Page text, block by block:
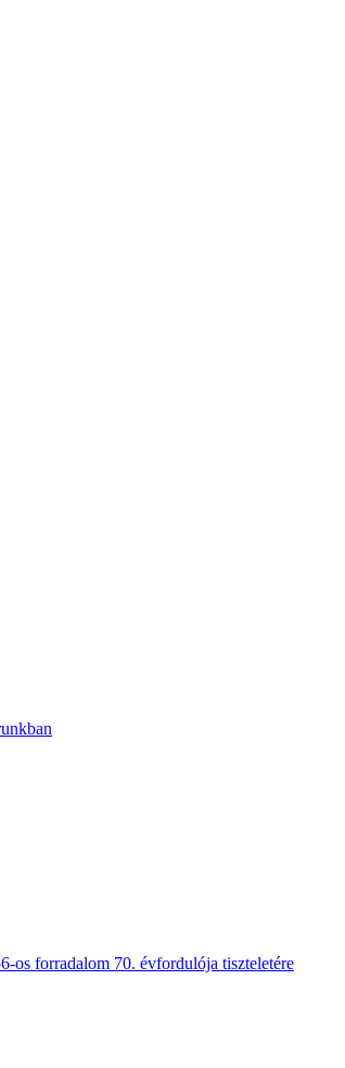
os forradalom 70. évfordulója tiszteletére